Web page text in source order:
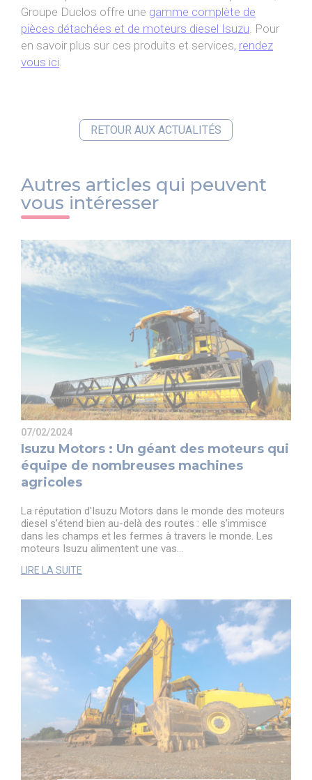
Groupe Duclos offre une gamme complète de
pièces détachées et de moteurs diesel Isuzu . Pour
en savoir plus sur ces produits et services, rendez
vous ici
RETOUR AUX ACTUALITÉS
Autres articles qui peuvent
vous intéresser
07/02/2024
Isuzu Motors : Un géant des moteurs qui
équipe de nombreuses machines
agricoles
La réputation d'Isuzu Motors dans le monde des moteurs
diesel s'étend bien au-delà des routes : elle s'immisce
dans les champs et les fermes à travers le monde. Les
moteurs Isuzu alimentent une vas...
LIRE LA SUITE